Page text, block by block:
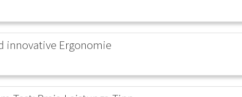
innovative Ergonomie